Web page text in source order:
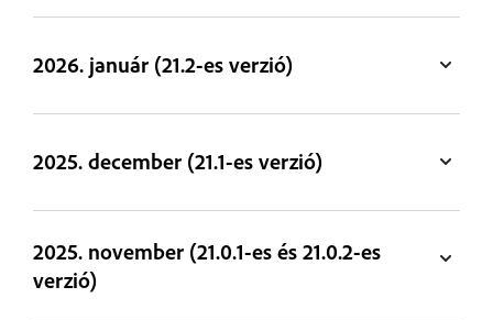
2026. január (21.2-es verzió)
2025. december (21.1-es verzió)
2025. november (21.0.1-es és 21.0.2-es
verzió)